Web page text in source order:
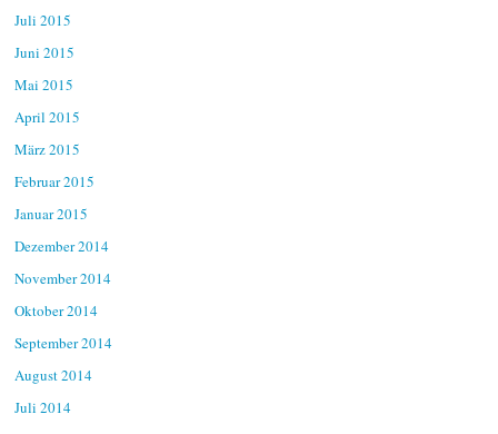
Juli 2015
Juni 2015
Mai 2015
April 2015
März 2015
Februar 2015
Januar 2015
Dezember 2014
November 2014
Oktober 2014
September 2014
August 2014
Juli 2014